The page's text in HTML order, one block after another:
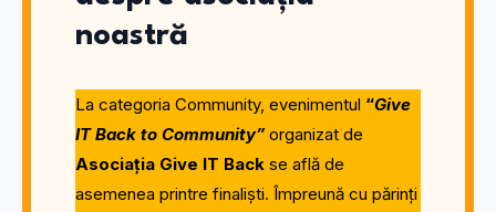
noastră
La categoria Community, evenimentul “Give
IT Back to Community”organizat de
Asociația Give IT Back se află de
asemenea printre finaliști. Împreună cu părinți